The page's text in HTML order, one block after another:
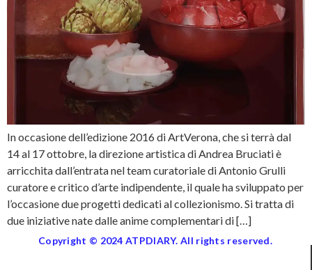
In occasione dell’edizione 2016 di ArtVerona, che si terrà dal
14 al 17 ottobre, la direzione artistica di Andrea Bruciati è
arricchita dall’entrata nel team curatoriale di Antonio Grulli
curatore e critico d’arte indipendente, il quale ha sviluppato per
l’occasione due progetti dedicati al collezionismo. Si tratta di
due iniziative nate dalle anime complementari di […]
Copyright © 2024 ATPDIARY. All rights reserved.